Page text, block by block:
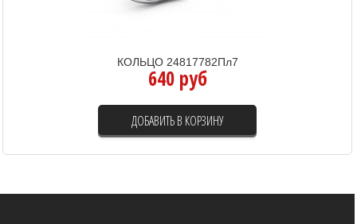
КОЛЬЦО 24817782Пл7
640 руб
ДОБАВИТЬ В КОРЗИНУ